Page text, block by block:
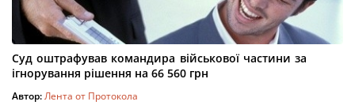
Суд оштрафував командира військової частини за
ігнорування рішення на 66 560 грн
Автор:Лента от Протокола